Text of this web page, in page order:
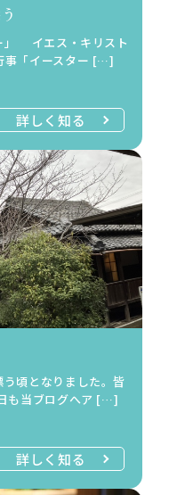
」 イエス・キリスト
事「イースター […]
詳しく知る
頃となりました。皆
も当ブログへア […]
詳しく知る